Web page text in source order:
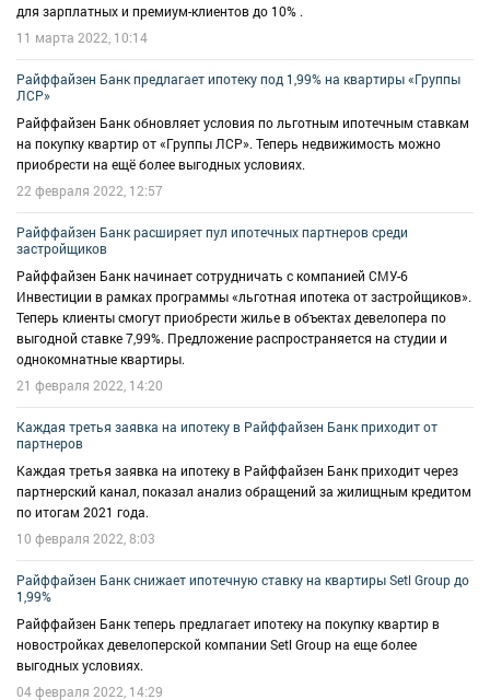
для зарплатных и премиум-клиентов до 10% .
11 марта 2022, 10:14
Райффайзен Банк предлагает ипотеку под 1,99% на квартиры «Группы
ЛСР»
Райффайзен Банк обновляет условия по льготным ипотечным ставкам
на покупку квартир от «Группы ЛСР». Теперь недвижимость можно
приобрести на ещё более выгодных условиях.
22 февраля 2022, 12:57
Райффайзен Банк расширяет пул ипотечных партнеров среди
застройщиков
Райффайзен Банк начинает сотрудничать с компанией СМУ-6
Инвестиции в рамках программы «льготная ипотека от застройщиков».
Теперь клиенты смогут приобрести жилье в объектах девелопера по
выгодной ставке 7,99%. Предложение распространяется на студии и
однокомнатные квартиры.
21 февраля 2022, 14:20
Каждая третья заявка на ипотеку в Райффайзен Банк приходит от
партнеров
Каждая третья заявка на ипотеку в Райффайзен Банк приходит через
партнерский канал, показал анализ обращений за жилищным кредитом
по итогам 2021 года.
10 февраля 2022, 8:03
Райффайзен Банк снижает ипотечную ставку на квартиры Setl Group до
1,99%
Райффайзен Банк теперь предлагает ипотеку на покупку квартир в
новостройках девелоперской компании Setl Group на еще более
выгодных условиях.
04 февраля 2022, 14:29